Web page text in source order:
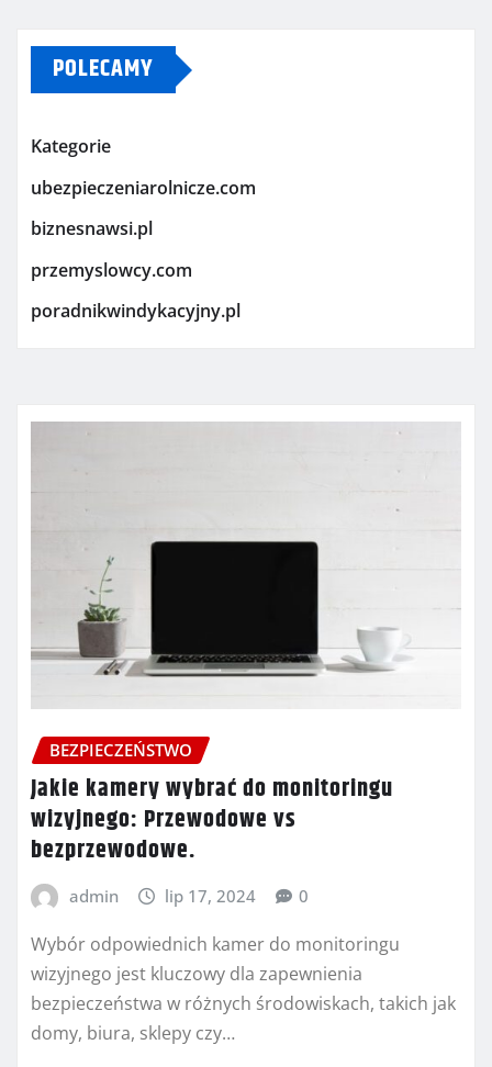
POLECAMY
Kategorie
ubezpieczeniarolnicze.com
biznesnawsi.pl
przemyslowcy.com
poradnikwindykacyjny.pl
BEZPIECZEŃSTWO
Jakie kamery wybrać do monitoringu
wizyjnego: Przewodowe vs
bezprzewodowe.
admin lip 17, 2024 0
Wybór odpowiednich kamer do monitoringu
wizyjnego jest kluczowy dla zapewnienia
bezpieczeństwa w różnych środowiskach, takich jak
domy, biura, sklepy czy…